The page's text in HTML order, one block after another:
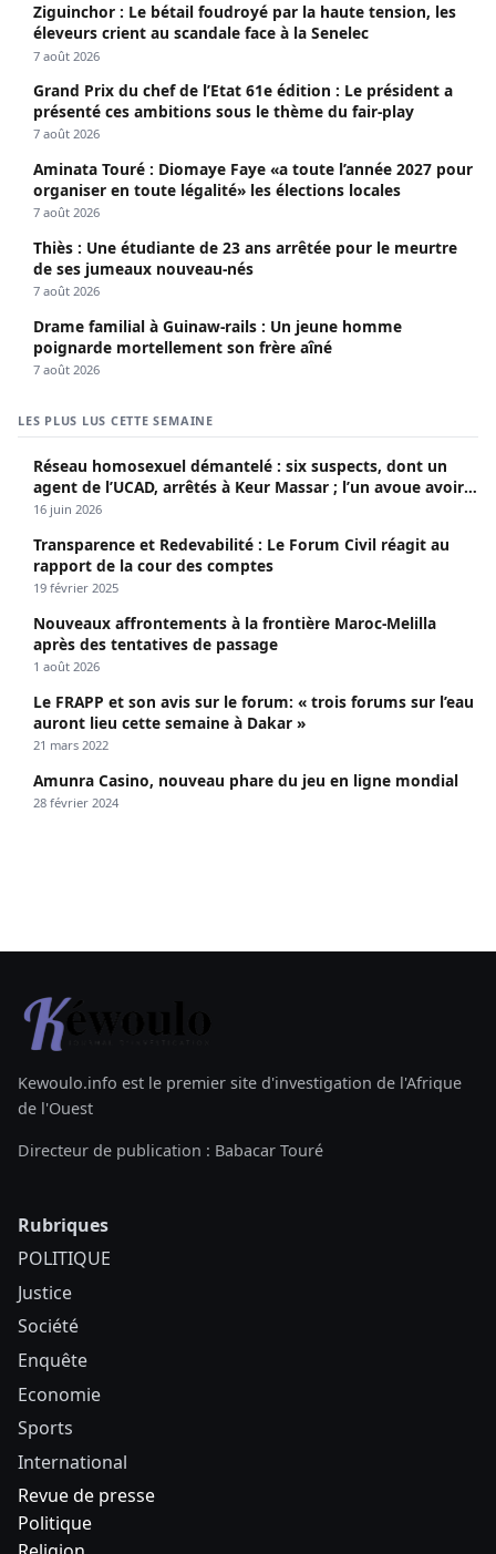
Ziguinchor : Le bétail foudroyé par la haute tension, les
éleveurs crient au scandale face à la Senelec
7 août 2026
Grand Prix du chef de l’Etat 61e édition : Le président a
présenté ces ambitions sous le thème du fair-play
7 août 2026
Aminata Touré : Diomaye Faye «a toute l’année 2027 pour
organiser en toute légalité» les élections locales
7 août 2026
Thiès : Une étudiante de 23 ans arrêtée pour le meurtre
de ses jumeaux nouveau-nés
7 août 2026
Drame familial à Guinaw-rails : Un jeune homme
poignarde mortellement son frère aîné
7 août 2026
LES PLUS LUS CETTE SEMAINE
Réseau homosexuel démantelé : six suspects, dont un
agent de l’UCAD, arrêtés à Keur Massar ; l’un avoue avoir
propagé le VIH depuis 2018
16 juin 2026
Transparence et Redevabilité : Le Forum Civil réagit au
rapport de la cour des comptes
19 février 2025
Nouveaux affrontements à la frontière Maroc-Melilla
après des tentatives de passage
1 août 2026
Le FRAPP et son avis sur le forum: « trois forums sur l’eau
auront lieu cette semaine à Dakar »
21 mars 2022
Amunra Casino, nouveau phare du jeu en ligne mondial
28 février 2024
Kewoulo.info est le premier site d'investigation de l'Afrique
de l'Ouest
Directeur de publication : Babacar Touré
Rubriques
POLITIQUE
Justice
Société
Enquête
Economie
Sports
International
Revue de presse
Politique